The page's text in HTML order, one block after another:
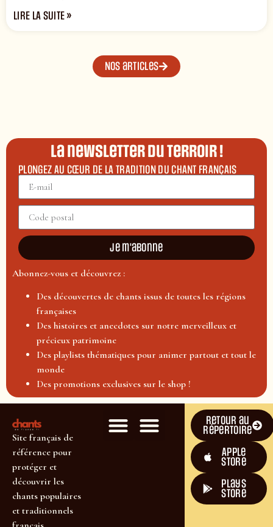
LIRE LA SUITE »
Nos articles
La newsletter du terroir !
PLONGEZ AU CŒUR DE LA TRADITION DU CHANT FRANÇAIS
Je m'abonne
Abonnez-vous et découvrez :
Des découvertes de chants issus de toutes les régions
françaises
Des histoires et anecdotes sur notre merveilleux et
précieux patrimoine
Des playlists thématiques pour animer partout et tout le
monde
Des promotions exclusives sur le shop !
Site français de
référence pour
protéger et
découvrir les
chants populaires
et traditionnels
Retour au
répertoire
Apple
Store
plays
store